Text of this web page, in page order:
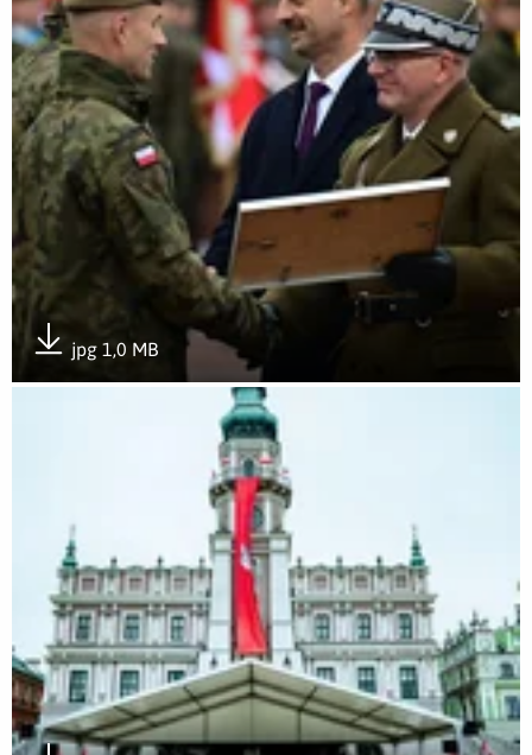
jpg 1,0 MB
Pobierz załącznik
Otwórz załącznik Wojska Obrony Terytorialnej świętowały